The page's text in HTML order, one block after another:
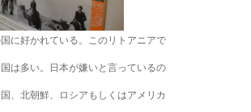
に好かれている。このリトアニアで
は多い。日本が嫌いと言っているの
、北朝鮮、ロシアもしくはアメリカ